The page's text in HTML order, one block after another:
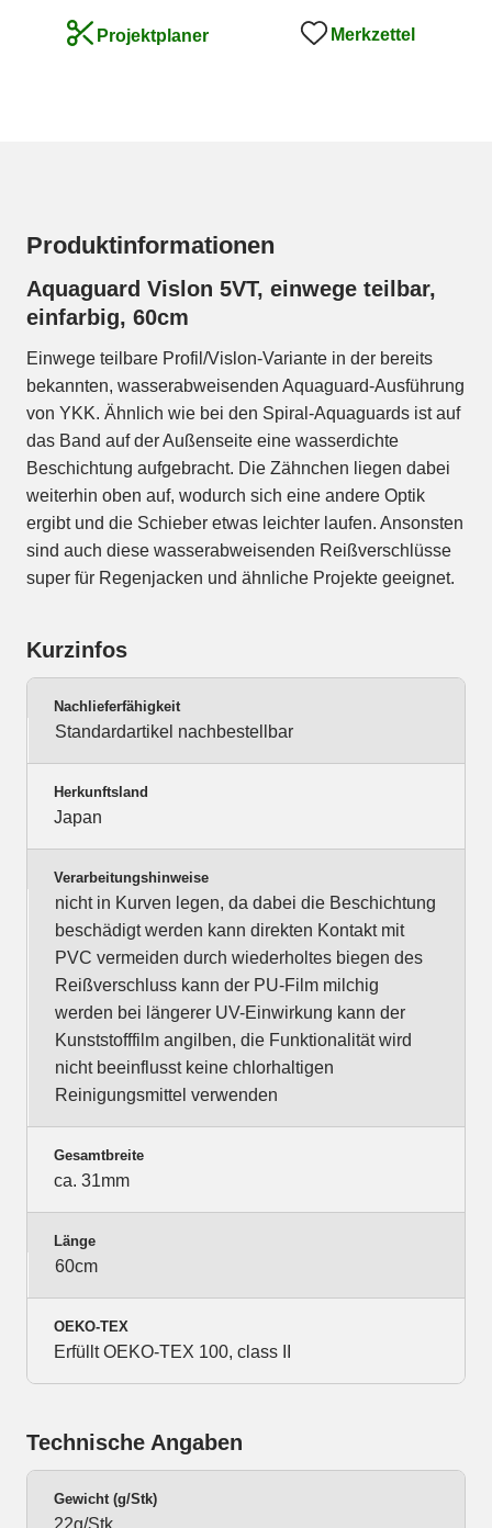
Projektplaner Merkzettel
Produktinformationen
Aquaguard Vislon 5VT, einwege teilbar,
einfarbig, 60cm
Einwege teilbare Profil/Vislon-Variante in der bereits
bekannten, wasserabweisenden Aquaguard-Ausführung
von YKK. Ähnlich wie bei den Spiral-Aquaguards ist auf
das Band auf der Außenseite eine wasserdichte
Beschichtung aufgebracht. Die Zähnchen liegen dabei
weiterhin oben auf, wodurch sich eine andere Optik
ergibt und die Schieber etwas leichter laufen. Ansonsten
sind auch diese wasserabweisenden Reißverschlüsse
super für Regenjacken und ähnliche Projekte geeignet.
Kurzinfos
Nachlieferfähigkeit
Standardartikel nachbestellbar
Herkunftsland
Japan
Verarbeitungshinweise
nicht in Kurven legen, da dabei die Beschichtung
beschädigt werden kann direkten Kontakt mit
PVC vermeiden durch wiederholtes biegen des
Reißverschluss kann der PU-Film milchig
werden bei längerer UV-Einwirkung kann der
Kunststofffilm angilben, die Funktionalität wird
nicht beeinflusst keine chlorhaltigen
Reinigungsmittel verwenden
Gesamtbreite
ca. 31mm
Länge
60cm
OEKO-TEX
Erfüllt OEKO-TEX 100, class II
Technische Angaben
Gewicht (g/Stk)